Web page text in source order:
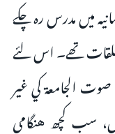
میں مدرس رہ چکے
تھے۔ اس لئے
الجامعة كي غير
سب کچھ هنگامی